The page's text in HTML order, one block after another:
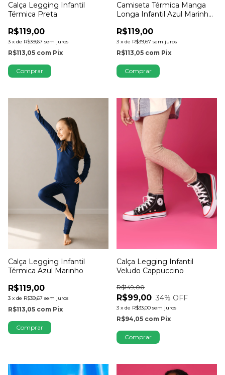
Calça Legging Infantil
Térmica Preta
R$119,00
3 x de R$39,67 sem juros
R$113,05 com Pix
Comprar
Camiseta Térmica Manga
Longa Infantil Azul Marinho
R$119,00
3 x de R$39,67 sem juros
R$113,05 com Pix
Comprar
Calça Legging Infantil
Térmica Azul Marinho
R$119,00
3 x de R$39,67 sem juros
R$113,05 com Pix
Comprar
Calça Legging Infantil
Veludo Cappuccino
R$99,00
R$149,00
34% OFF
3 x de R$33,00 sem juros
R$94,05 com Pix
Comprar